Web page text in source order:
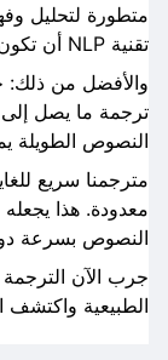
متطورة لتحليل
تقنية NLP أن تكون ترجماتنا دقيقة وطبيعية وسهلة القراءة.
والأفضل من ذلك:
النصوص الطويلة
مترجمنا سريع
معدودة. هذا يجعله
النصوص بسرعة
جرب الآن الترجمة
الطبيعية واكتشف